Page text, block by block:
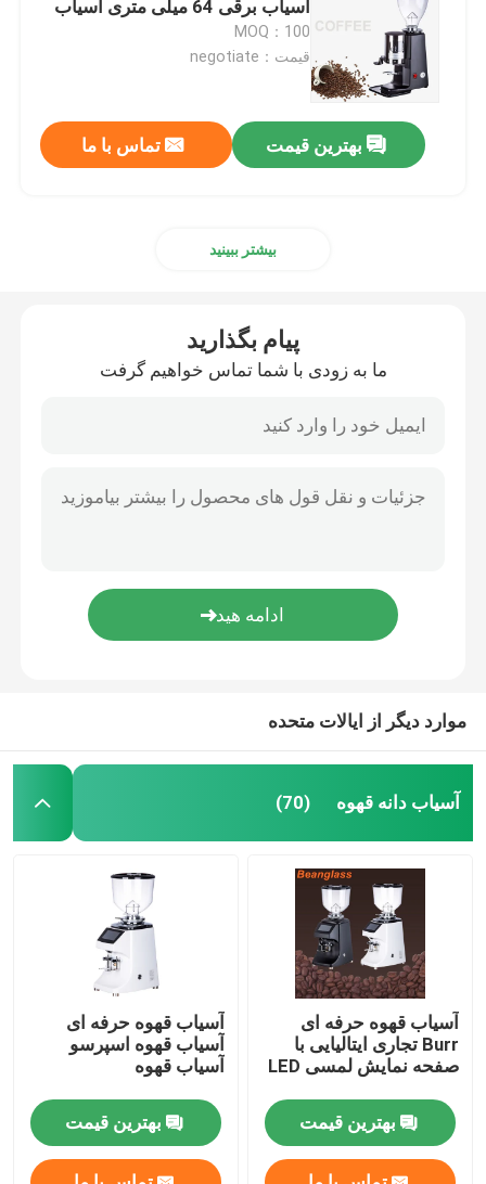
قهوه ساز کپسولی
شیر ساز اتوماتیک
آسیاب برقی 64 میلی متری آسیاب
MOQ：100
قیمت：negotiate
بهترین قیمت تماس با ما
بیشتر ببینید
پیام بگذارید
ما به زودی با شما تماس خواهیم گرفت
موارد دیگر از ایالات متحده
آسیاب دانه قهوه (70)
آسیاب قهوه حرفه ای
Burr تجاری ایتالیایی با
صفحه نمایش لمسی LED
بهترین قیمت
آسیاب قهوه حرفه ای
آسیاب قهوه اسپرسو
آسیاب قهوه
بهترین قیمت